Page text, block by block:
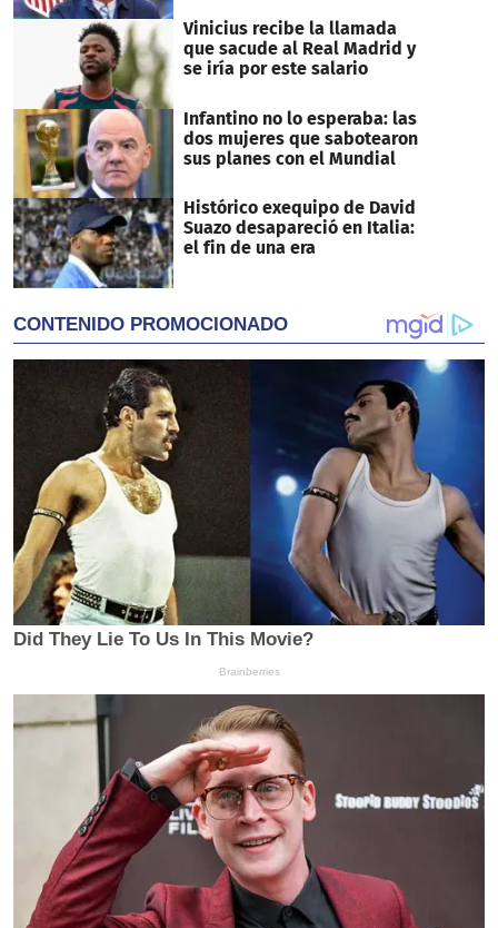
Vinicius recibe la llamada
que sacude al Real Madrid y
se iría por este salario
Infantino no lo esperaba: las
dos mujeres que sabotearon
sus planes con el Mundial
Histórico exequipo de David
Suazo desapareció en Italia:
el fin de una era